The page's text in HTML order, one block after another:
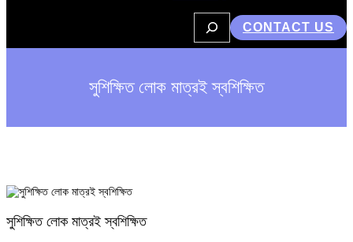
a
h
CONTACT US
সুশিক্ষিত লোক মাত্রই স্বশিক্ষিত
সুশিক্ষিত লোক মাত্রই স্বশিক্ষিত